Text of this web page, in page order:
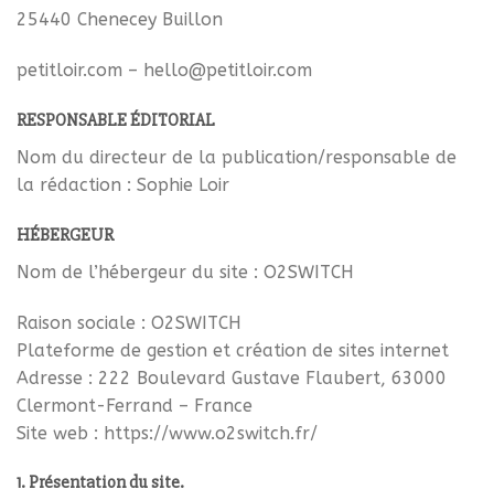
25440 Chenecey Buillon
petitloir.com – hello@petitloir.com
RESPONSABLE ÉDITORIAL
Nom du directeur de la publication/responsable de
la rédaction : Sophie Loir
HÉBERGEUR
Nom de l’hébergeur du site : O2SWITCH
Raison sociale : O2SWITCH
Plateforme de gestion et création de sites internet
Adresse : 222 Boulevard Gustave Flaubert, 63000
Clermont-Ferrand – France
Site web : https://www.o2switch.fr/
1. Présentation du site.